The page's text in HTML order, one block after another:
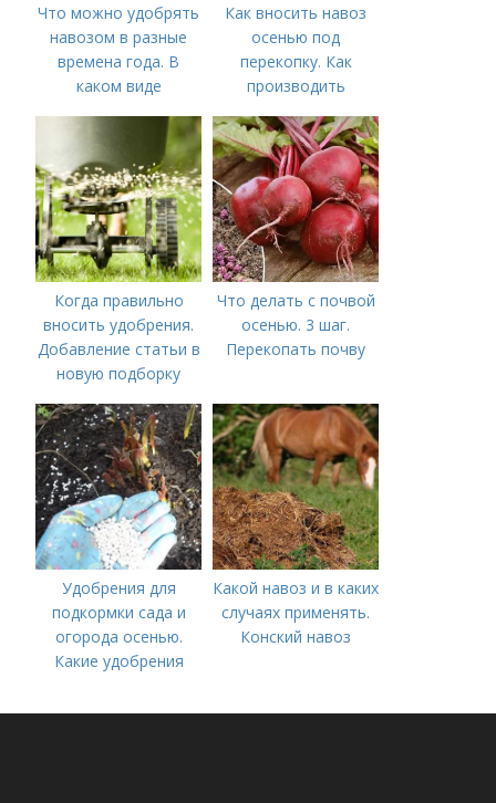
Что можно удобрять
навозом в разные
времена года. В
каком виде
Как вносить навоз
осенью под
перекопку. Как
производить
Когда правильно
вносить удобрения.
Добавление статьи в
новую подборку
Что делать с почвой
осенью. 3 шаг.
Перекопать почву
Удобрения для
подкормки сада и
огорода осенью.
Какие удобрения
правильно это
Какой навоз и в каких
случаях применять.
Конский навоз